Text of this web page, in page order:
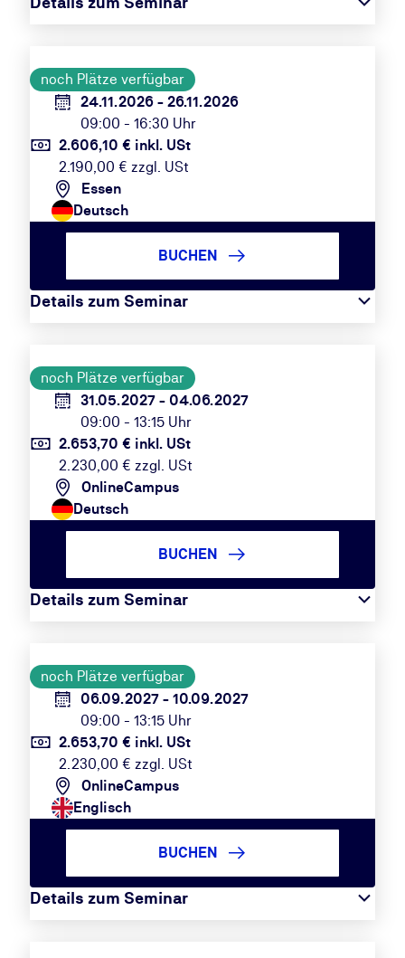
noch Plätze verfügbar
24.11.2026 - 26.11.2026
09:00 - 16:30 Uhr
2.606,10 € inkl. USt
2.190,00 € zzgl. USt
Essen
Deutsch
Details zum Seminar
BUCHEN
noch Plätze verfügbar
31.05.2027 - 04.06.2027
09:00 - 13:15 Uhr
2.653,70 € inkl. USt
2.230,00 € zzgl. USt
OnlineCampus
Deutsch
Details zum Seminar
BUCHEN
noch Plätze verfügbar
06.09.2027 - 10.09.2027
09:00 - 13:15 Uhr
2.653,70 € inkl. USt
2.230,00 € zzgl. USt
OnlineCampus
Englisch
Details zum Seminar
BUCHEN